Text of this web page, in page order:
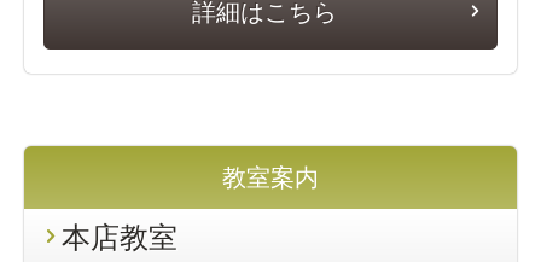
詳細はこちら
教室案内
本店教室